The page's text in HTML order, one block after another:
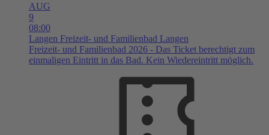
AUG
9
08:00
Langen Freizeit- und Familienbad Langen
Freizeit- und Familienbad 2026 - Das Ticket berechtigt zum
einmaligen Eintritt in das Bad. Kein Wiedereintritt möglich.